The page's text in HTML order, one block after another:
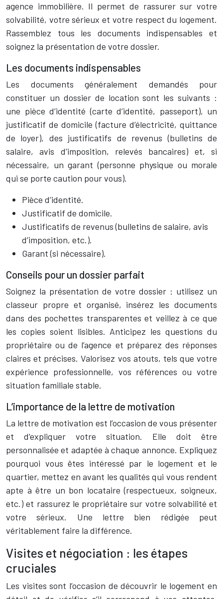
agence immobilière. Il permet de rassurer sur votre
solvabilité, votre sérieux et votre respect du logement.
Rassemblez tous les documents indispensables et
soignez la présentation de votre dossier.
Les documents indispensables
Les documents généralement demandés pour
constituer un dossier de location sont les suivants :
une pièce d’identité (carte d’identité, passeport), un
justificatif de domicile (facture d’électricité, quittance
de loyer), des justificatifs de revenus (bulletins de
salaire, avis d’imposition, relevés bancaires) et, si
nécessaire, un garant (personne physique ou morale
qui se porte caution pour vous).
Pièce d’identité.
Justificatif de domicile.
Justificatifs de revenus (bulletins de salaire, avis
d’imposition, etc.).
Garant (si nécessaire).
Conseils pour un dossier parfait
Soignez la présentation de votre dossier : utilisez un
classeur propre et organisé, insérez les documents
dans des pochettes transparentes et veillez à ce que
les copies soient lisibles. Anticipez les questions du
propriétaire ou de l’agence et préparez des réponses
claires et précises. Valorisez vos atouts, tels que votre
expérience professionnelle, vos références ou votre
situation familiale stable.
L’importance de la lettre de motivation
La lettre de motivation est l’occasion de vous présenter
et d’expliquer votre situation. Elle doit être
personnalisée et adaptée à chaque annonce. Expliquez
pourquoi vous êtes intéressé par le logement et le
quartier, mettez en avant les qualités qui vous rendent
apte à être un bon locataire (respectueux, soigneux,
etc.) et rassurez le propriétaire sur votre solvabilité et
votre sérieux. Une lettre bien rédigée peut
véritablement faire la différence.
Visites et négociation : les étapes
cruciales
Les visites sont l’occasion de découvrir le logement en